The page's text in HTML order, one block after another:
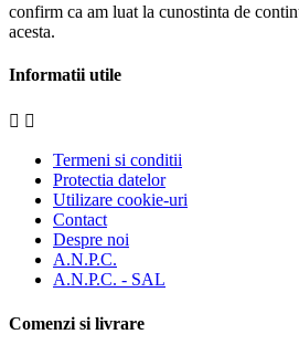
confirm ca am luat la cunostinta de
acesta.
Informatii utile
 
Termeni si conditii
Protectia datelor
Utilizare cookie-uri
Contact
Despre noi
A.N.P.C.
A.N.P.C. - SAL
Comenzi si livrare